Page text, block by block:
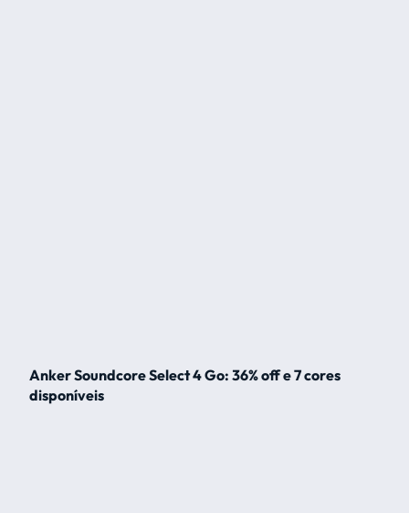
Anker Soundcore Select 4 Go: 36% off e 7 cores
disponíveis